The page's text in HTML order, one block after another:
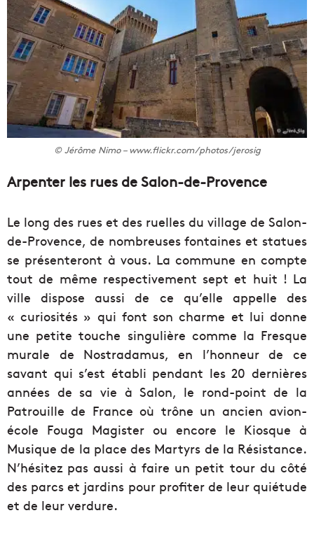
© Jérôme Nimo – www.flickr.com/photos/jerosig
Arpenter les rues de Salon-de-Provence
Le long des rues et des ruelles du village de Salon-
de-Provence, de nombreuses fontaines et statues
se présenteront à vous. La commune en compte
tout de même respectivement sept et huit ! La
ville dispose aussi de ce qu’elle appelle des
« curiosités » qui font son charme et lui donne
une petite touche singulière comme la Fresque
murale de Nostradamus, en l’honneur de ce
savant qui s’est établi pendant les 20 dernières
années de sa vie à Salon, le rond-point de la
Patrouille de France où trône un ancien avion-
école Fouga Magister ou encore le Kiosque à
Musique de la place des Martyrs de la Résistance.
N’hésitez pas aussi à faire un petit tour du côté
des parcs et jardins pour profiter de leur quiétude
et de leur verdure.